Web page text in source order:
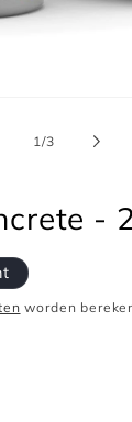
1/van
3
-
worden